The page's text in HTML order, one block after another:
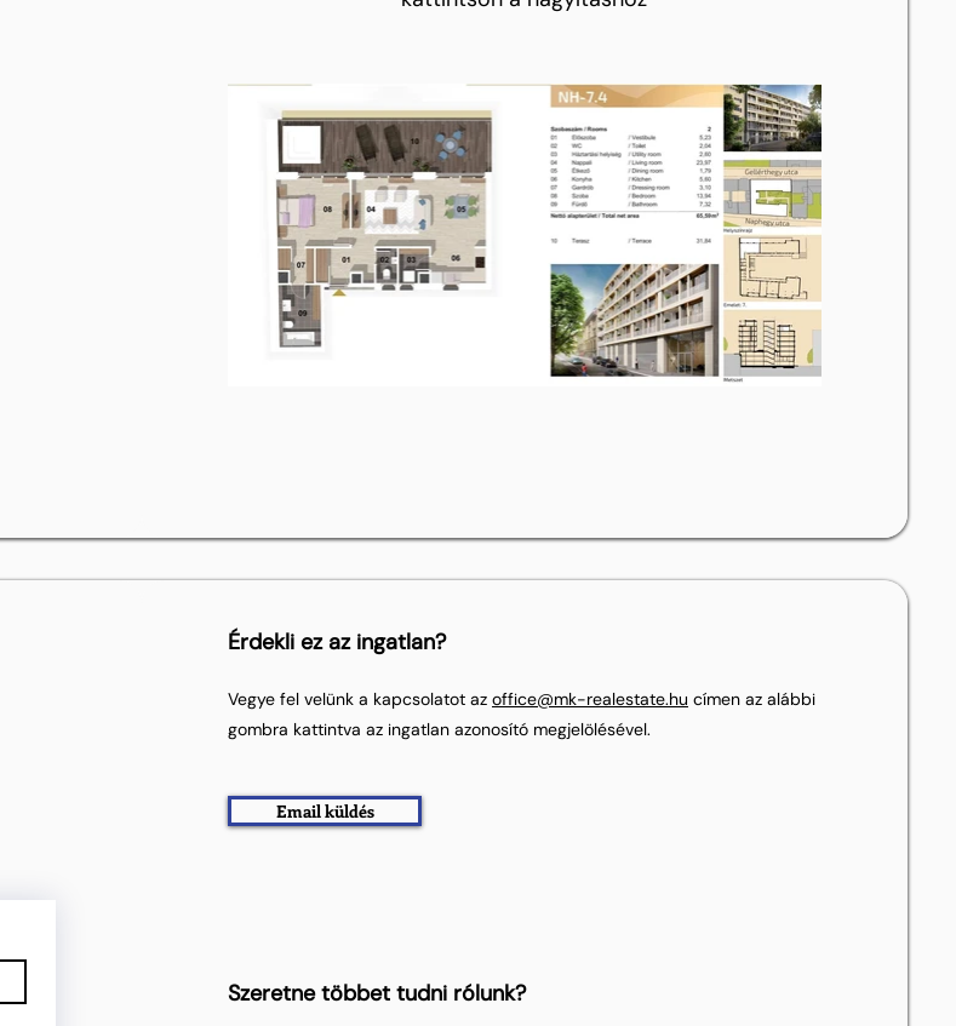
Érdekli ez az ingatlan?
Vegye fel velünk a kapcsolatot az office@mk-realestate.hu címen az alábbi
gombra kattintva az ingatlan azonosító megjelölésével.
Email küldés
Szeretne többet tudni rólunk?